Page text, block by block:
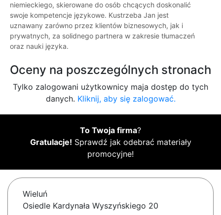
niemieckiego, skierowane do osób chcących doskonalić
swoje kompetencje językowe. Kustrzeba Jan jest
uznawany zarówno przez klientów biznesowych, jak i
prywatnych, za solidnego partnera w zakresie tłumaczeń
oraz nauki języka.
Oceny na poszczególnych stronach
Tylko zalogowani użytkownicy maja dostęp do tych
danych. Kliknij, aby się zalogować.
To Twoja firma?
Gratulacje! Sprawdź jak odebrać materiały
promocyjne!
Wieluń
Osiedle Kardynała Wyszyńskiego 20